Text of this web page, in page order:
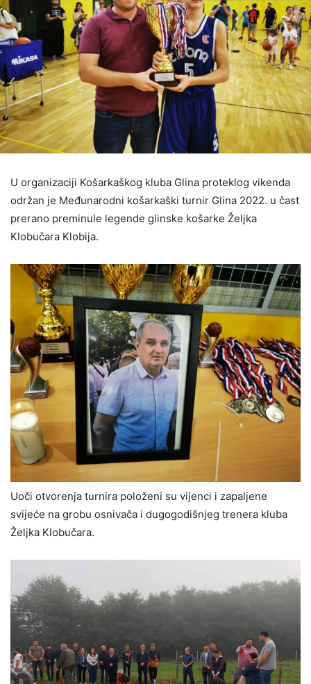
U organizaciji Košarkaškog kluba Glina proteklog vikenda
održan je Međunarodni košarkaški turnir Glina 2022. u čast
prerano preminule legende glinske košarke Željka
Klobučara Klobija.
Uoči otvorenja turnira položeni su vijenci i zapaljene
svijeće na grobu osnivača i dugogodišnjeg trenera kluba
Željka Klobučara.